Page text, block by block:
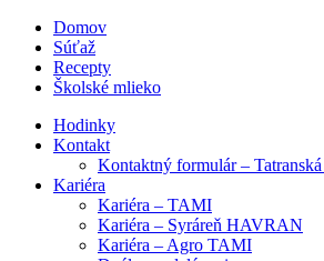
Domov
Súťaž
Recepty
Školské mlieko
Hodinky
Kontakt
Kontaktný formulár – Tatranská
Kariéra
Kariéra – TAMI
Kariéra – Syráreň HAVRAN
Kariéra – Agro TAMI